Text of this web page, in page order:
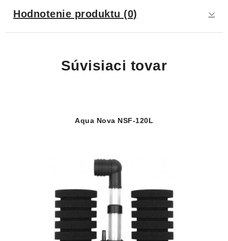
Hodnotenie produktu (0)
Súvisiaci tovar
Aqua Nova NSF-120L